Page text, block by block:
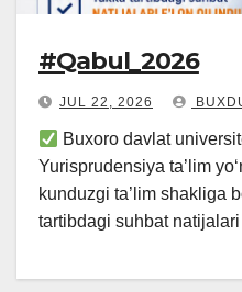
#Qabul_2026
JUL 22, 2026
Buxoro davlat
Yurisprudensiya ta’lim
kunduzgi ta’lim shakliga
tartibdagi suhbat